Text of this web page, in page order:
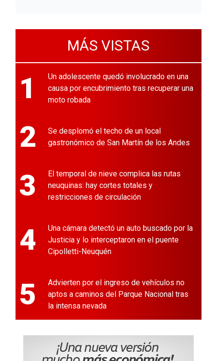
MÁS VISTAS
1
Un adolescente quedó involucrado en una
causa por encubrimiento tras recuperar una
moto robada
2
Se desplomó el techo de un local
gastronómico de San Martín de los Andes
3
El temporal de nieve complica las rutas
neuquinas: hay cortes totales y
restricciones de circulación
4
Una cámara detectó un auto buscado por la
Justicia y lo interceptaron en el puente
Cipolletti-Neuquén
5
Advierten por el ingreso de vehículos no
aptos a caminos del Parque Nacional tras
la intensa nevada